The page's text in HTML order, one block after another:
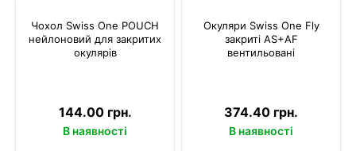
Чохол Swiss One POUCH
нейлоновий для закритих
окулярів
144.00 грн.
В наявності
Окуляри Swiss One Fly
закриті AS+AF
вентильовані
374.40 грн.
В наявності